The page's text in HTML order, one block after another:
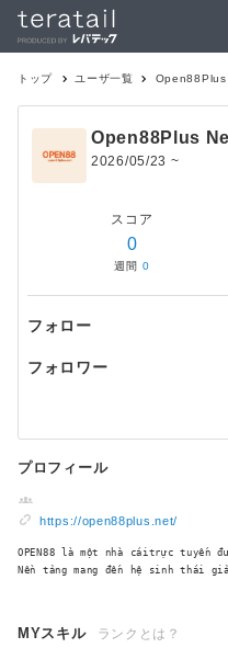
トップ ユーザ一覧
Open88Plus
2026/05/23 ~
スコア
0
週間 0
フォロー
フォロワー
プロフィール
https://open88plus.net/
OPEN88 là một nhà cáitrực tuyến
Nền tảng mang đến hệ sinh thái
MYスキル ランクとは？